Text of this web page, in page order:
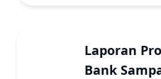
Laporan
Bank